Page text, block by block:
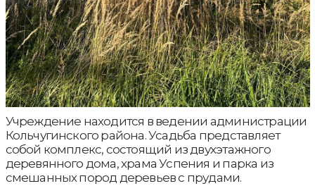
Учреждение находится в ведении администрации
Кольчугинского района. Усадьба представляет
собой комплекс, состоящий из двухэтажного
деревянного дома, храма Успения и парка из
смешанных пород деревьев с прудами.